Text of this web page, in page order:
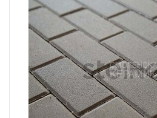
Доставка
Сотрудничество
Галерея объектов
Контакты